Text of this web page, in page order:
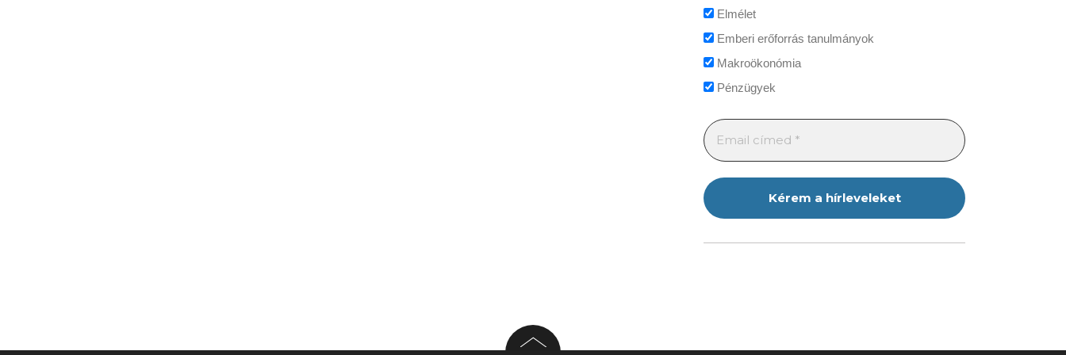
Elmélet
Emberi erőforrás tanulmányok
Makroökonómia
Pénzügyek